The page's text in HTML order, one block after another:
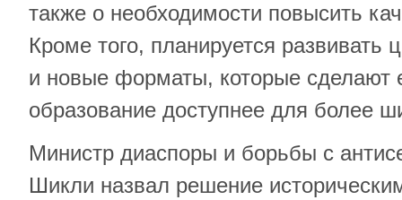
также о необходимости повысить
Кроме того, планируется
и новые форматы, которые сделают
образование доступнее для более
Министр диаспоры и борьбы с
Шикли назвал решение